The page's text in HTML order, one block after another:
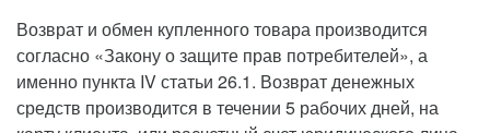
Возврат и обмен купленного товара производится
согласно «Закону о защите прав потребителей», а
именно пункта IV статьи 26.1. Возврат денежных
средств производится в течении 5 рабочих дней, на